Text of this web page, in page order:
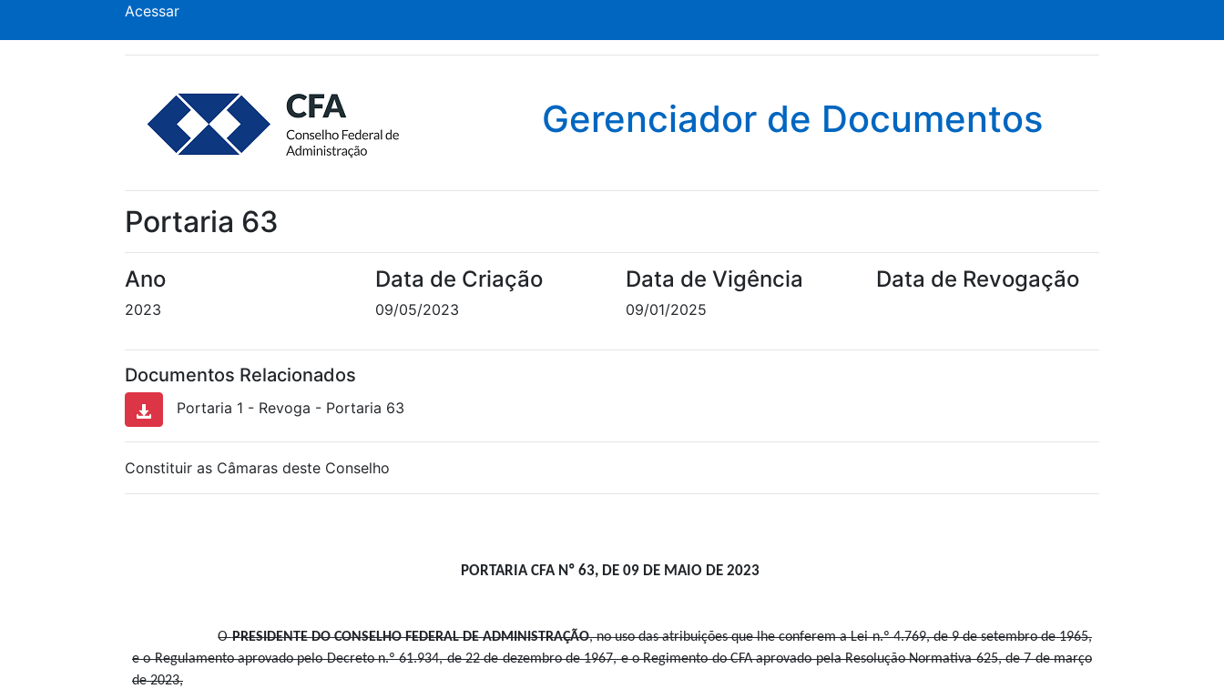
Acessar
Gerenciador de Documentos
Portaria 63
Ano
2023
Data de Criação
09/05/2023
Data de Vigência
09/01/2025
Data de Revogação
Documentos Relacionados
Portaria 1 - Revoga - Portaria 63
Constituir as Câmaras deste Conselho
PORTARIA CFA Nº 63, DE 09 DE MAIO DE 2023
OPRESIDENTE DO CONSELHO FEDERAL DE ADMINISTRAÇÃO, no uso das atribuições que lhe conferem a Lei n.º 4.769, de 9 de setembro de 1965,
e o Regulamento aprovado pelo Decreto n.º 61.934, de 22 de dezembro de 1967, e o Regimento do CFA aprovado pela Resolução Normativa 625, de 7 de março
de 2023,